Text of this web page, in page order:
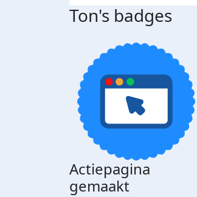
Ton's badges
Actiepagina
gemaakt